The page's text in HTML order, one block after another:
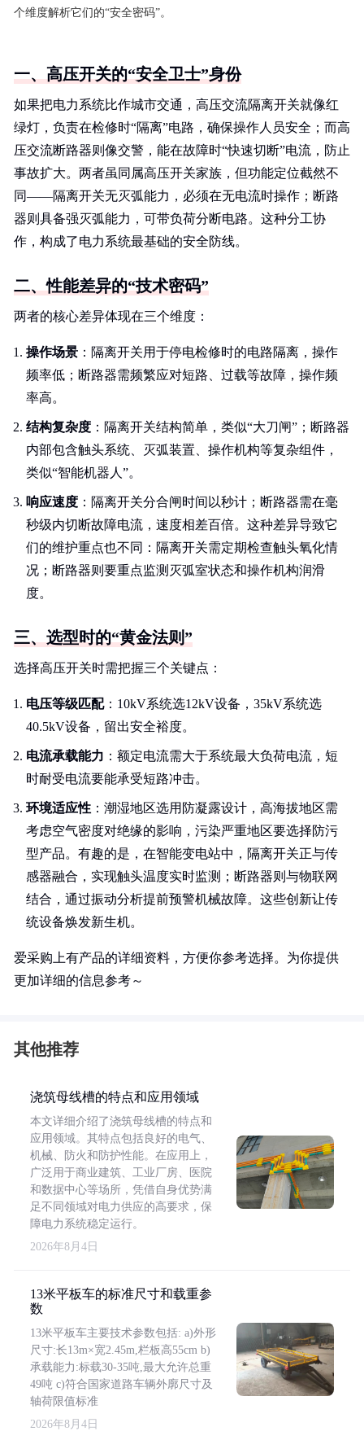
个维度解析它们的“安全密码”。
一、高压开关的“安全卫士”身份
如果把电力系统比作城市交通，高压交流隔离开关就像红
绿灯，负责在检修时“隔离”电路，确保操作人员安全；而高
压交流断路器则像交警，能在故障时“快速切断”电流，防止
事故扩大。两者虽同属高压开关家族，但功能定位截然不
同——隔离开关无灭弧能力，必须在无电流时操作；断路
器则具备强灭弧能力，可带负荷分断电路。这种分工协
作，构成了电力系统最基础的安全防线。
二、性能差异的“技术密码”
两者的核心差异体现在三个维度：
操作场景 ：隔离开关用于停电检修时的电路隔离，操作
频率低；断路器需频繁应对短路、过载等故障，操作频
率高。
结构复杂度 ：隔离开关结构简单，类似“大刀闸”；断路器
内部包含触头系统、灭弧装置、操作机构等复杂组件，
类似“智能机器人”。
响应速度 ：隔离开关分合闸时间以秒计；断路器需在毫
秒级内切断故障电流，速度相差百倍。这种差异导致它
们的维护重点也不同：隔离开关需定期检查触头氧化情
况；断路器则要重点监测灭弧室状态和操作机构润滑
度。
三、选型时的“黄金法则”
选择高压开关时需把握三个关键点：
电压等级匹配：10kV系统选12kV设备，35kV系统选
40.5kV设备，留出安全裕度。
电流承载能力 ：额定电流需大于系统最大负荷电流，短
时耐受电流要能承受短路冲击。
环境适应性 ：潮湿地区选用防凝露设计，高海拔地区需
考虑空气密度对绝缘的影响，污染严重地区要选择防污
型产品。有趣的是，在智能变电站中，隔离开关正与传
感器融合，实现触头温度实时监测；断路器则与物联网
结合，通过振动分析提前预警机械故障。这些创新让传
统设备焕发新生机。
爱采购上有产品的详细资料，方便你参考选择。为你提供
更加详细的信息参考～
其他推荐
浇筑母线槽的特点和应用领域
本文详细介绍了浇筑母线槽的特点和
应用领域。其特点包括良好的电气、
机械、防火和防护性能。在应用上，
广泛用于商业建筑、工业厂房、医院
和数据中心等场所，凭借自身优势满
足不同领域对电力供应的高要求，保
障电力系统稳定运行。
2026年8月4日
13米平板车的标准尺寸和载重参
数
13米平板车主要技术参数包括: a)外形
尺寸:长13m×宽2.45m,栏板高55cm b)
承载能力:标载30-35吨,最大允许总重
49吨 c)符合国家道路车辆外廓尺寸及
轴荷限值标准
2026年8月4日